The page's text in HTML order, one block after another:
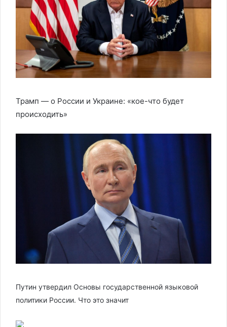
Трамп — о России и Украине: «кое-что будет
происходить»
Путин утвердил Основы государственной языковой
политики России. Что это значит